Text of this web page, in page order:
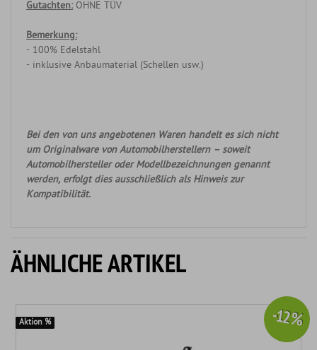
Gutachten:OHNE TÜV
Bemerkung:
- 100% Edelstahl
- inklusive Anbaumaterial (Schellen usw.)
Bei den von uns angebotenen Waren handelt es sich nicht
um Originalware von Automobilherstellern – soweit
Automobilhersteller oder Modellbezeichnungen genannt
werden, erfolgt dies ausschließlich als Hinweis zur
Kompatibilität.
ÄHNLICHE ARTIKEL
-12 %
Aktion %